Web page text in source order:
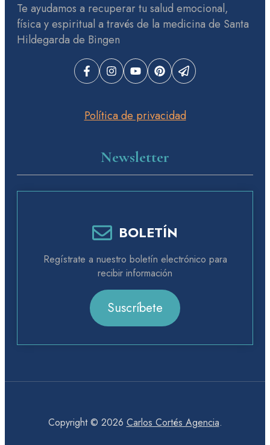
Te ayudamos a recuperar tu salud emocional,
física y espiritual a través de la medicina de Santa
Hildegarda de Bingen
Política de privacidad
Newsletter
BOLETÍN
Regístrate a nuestro boletín electrónico para
recibir información
Suscríbete
Copyright © 2026 Carlos Cortés Agencia.